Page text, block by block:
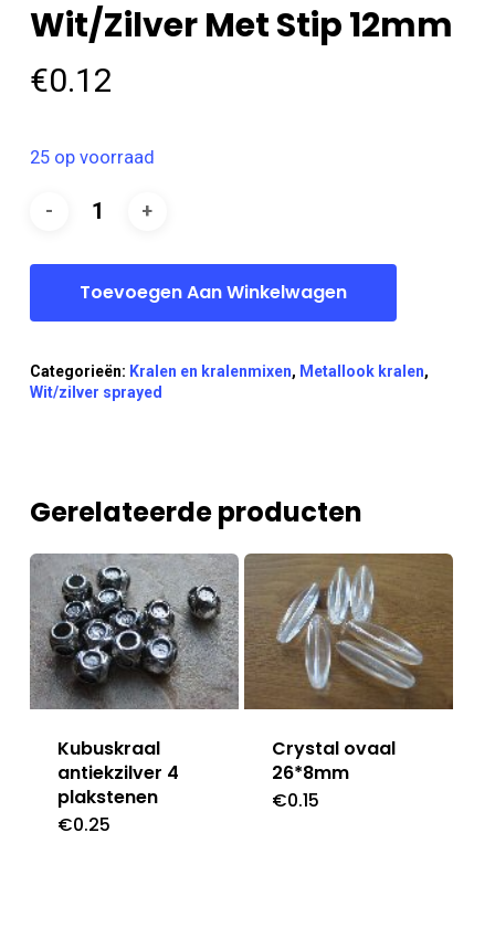
Wit/zilver Met Stip 12mm
€0.12
25 op voorraad
Toevoegen Aan Winkelwagen
Categorieën: Kralen en kralenmixen, Metallook kralen,
Wit/zilver sprayed
Gerelateerde producten
Kubuskraal
antiekzilver 4
plakstenen
€0.25
Crystal ovaal
26*8mm
€0.15